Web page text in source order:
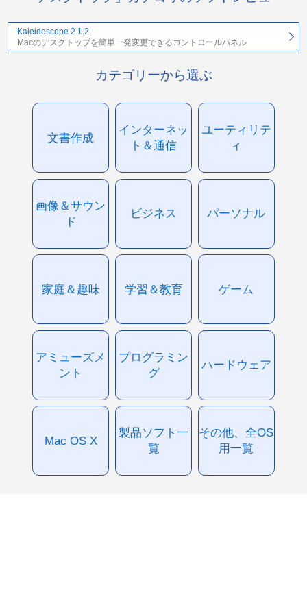
Kaleidoscope 2.1.2
Macのデスクトップを簡単一発変更できるコントロールパネル
カテゴリーから選ぶ
文書作成
インターネッ
ト＆通信
ユーティリテ
ィ
画像＆サウン
ド
ビジネス パーソナル
家庭＆趣味 学習＆教育 ゲーム
アミューズメ
ント
プログラミン
グ
ハードウェア
Mac OS X
製品ソフト一
覧
その他、全OS
用一覧